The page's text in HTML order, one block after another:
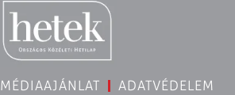
MÉDIAAJÁNLAT
ADATVÉDELEM